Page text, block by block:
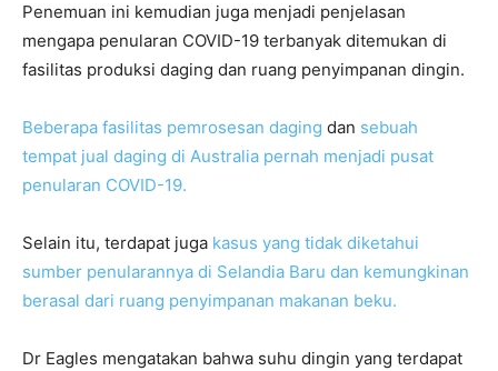
Penemuan ini kemudian juga menjadi penjelasan
mengapa penularan COVID-19 terbanyak ditemukan di
fasilitas produksi daging dan ruang penyimpanan dingin.
Beberapa fasilitas pemrosesan daging dan sebuah
tempat jual daging di Australia pernah menjadi pusat
penularan COVID-19.
Selain itu, terdapat juga kasus yang tidak diketahui
sumber penularannya di Selandia Baru dan kemungkinan
berasal dari ruang penyimpanan makanan beku.
Dr Eagles mengatakan bahwa suhu dingin yang terdapat